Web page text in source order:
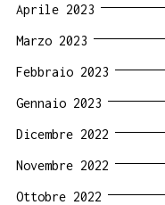
Aprile 2023
Marzo 2023
Febbraio 2023
Gennaio 2023
Dicembre 2022
Novembre 2022
Ottobre 2022